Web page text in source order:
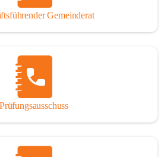
Gemeinderat
Prüfungsausschuss